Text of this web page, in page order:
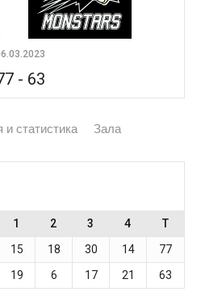
- 63
статистика Зала
1 2 3 4
T
15 18 30 14
77
19 6 17 21 63